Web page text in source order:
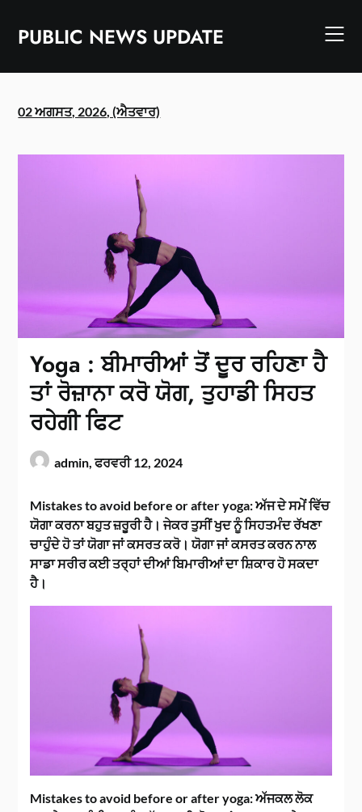
contentPUBLIC NEWS UPDATE
02 ਅਗਸਤ, 2026, (ਐਤਵਾਰ)
Yoga : ਬੀਮਾਰੀਆਂ ਤੋਂ ਦੂਰ ਰਹਿਣਾ ਹੈ
ਤਾਂ ਰੋਜ਼ਾਨਾ ਕਰੋ ਯੋਗ, ਤੁਹਾਡੀ ਸਿਹਤ
ਰਹੇਗੀ ਫਿਟ
admin,ਫਰਵਰੀ 12, 2024
Mistakes to avoid before or after yoga: ਅੱਜ ਦੇ ਸਮੇਂ ਵਿੱਚ
ਯੋਗਾ ਕਰਨਾ ਬਹੁਤ ਜ਼ਰੂਰੀ ਹੈ। ਜੇਕਰ ਤੁਸੀਂ ਖੁਦ ਨੂੰ ਸਿਹਤਮੰਦ ਰੱਖਣਾ
ਚਾਹੁੰਦੇ ਹੋ ਤਾਂ ਯੋਗਾ ਜਾਂ ਕਸਰਤ ਕਰੋ। ਯੋਗਾ ਜਾਂ ਕਸਰਤ ਕਰਨ ਨਾਲ
ਸਾਡਾ ਸਰੀਰ ਕਈ ਤਰ੍ਹਾਂ ਦੀਆਂ ਬਿਮਾਰੀਆਂ ਦਾ ਸ਼ਿਕਾਰ ਹੋ ਸਕਦਾ
ਹੈ।
Mistakes to avoid before or after yoga:ਅੱਜਕਲ ਲੋਕ